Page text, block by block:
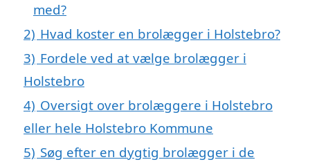
med?
2) Hvad koster en brolægger i Holstebro?
3) Fordele ved at vælge brolægger i
Holstebro
4) Oversigt over brolæggere i Holstebro
eller hele Holstebro Kommune
5) Søg efter en dygtig brolægger i de